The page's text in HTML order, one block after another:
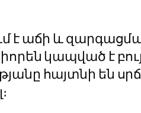
է աճի և
կապված է
հայտնի են